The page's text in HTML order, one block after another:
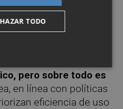
el equipo
urbano
infrautilizados
presión sobre el
pero sobre todo es
en línea con políticas
eficiencia de uso
TODO